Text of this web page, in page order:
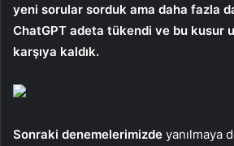
yeni sorular sorduk ama daha fazla
ChatGPT adeta tükendi ve bu kusur
karşıya kaldık.
Sonraki denemelerimizde yanılmaya